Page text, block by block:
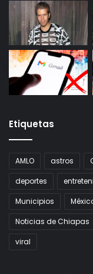
Etiquetas
AMLO astros
deportes
Municipios
Noticias de Chiapas
viral